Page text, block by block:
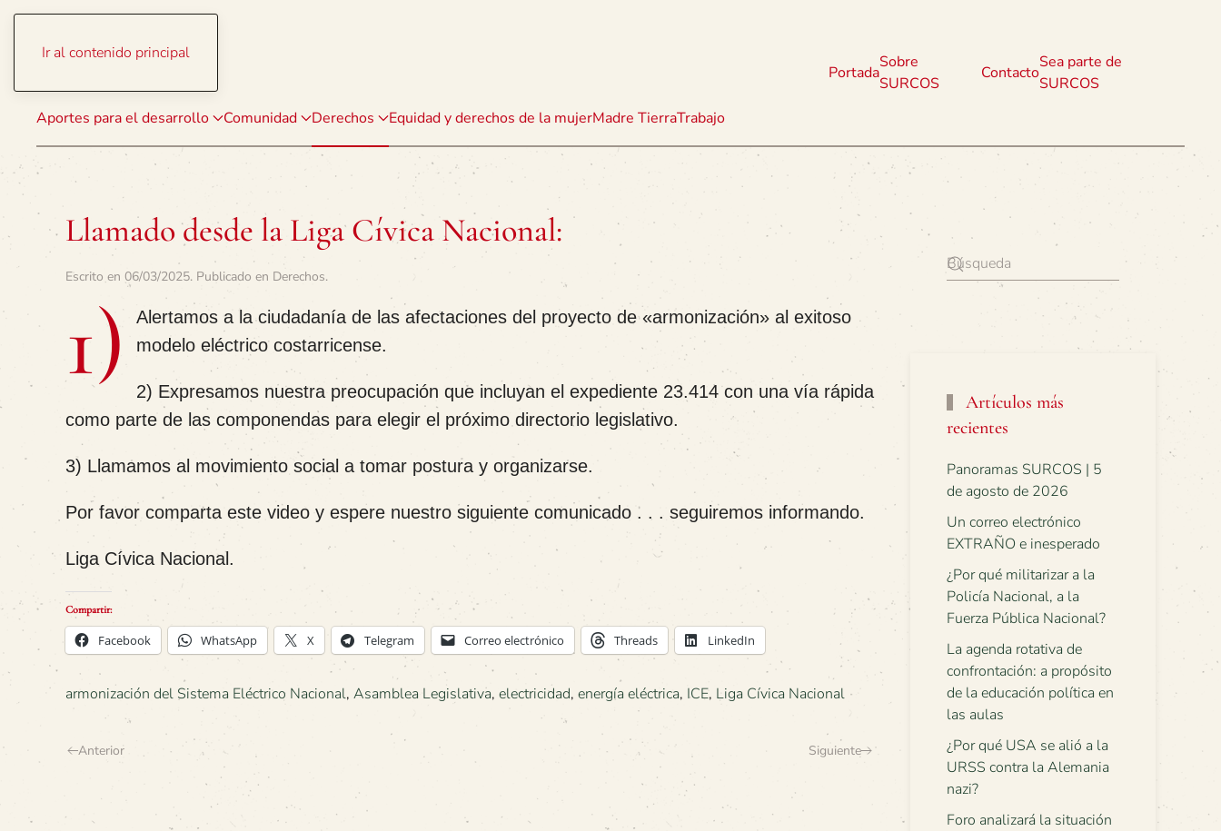
Ir al contenido principal
Aportes para el desarrollo Comunidad Derechos Equidad y derechos de la mujerMadre TierraTrabajo
Portada
Sobre
SURCOS
Contacto
Sea parte de
SURCOS
Llamado desde la Liga Cívica Nacional:
Escrito en 06/03/2025. Publicado en Derechos.
1)
Alertamos a la ciudadanía de las afectaciones del proyecto de «armonización» al exitoso
modelo eléctrico costarricense.
2) Expresamos nuestra preocupación que incluyan el expediente 23.414 con una vía rápida
como parte de las componendas para elegir el próximo directorio legislativo.
3) Llamamos al movimiento social a tomar postura y organizarse.
Por favor comparta este video y espere nuestro siguiente comunicado . . . seguiremos informando.
Liga Cívica Nacional.
Compartir:
Facebook WhatsApp X Telegram Correo electrónico Threads LinkedIn
armonización del Sistema Eléctrico Nacional, Asamblea Legislativa, electricidad, energía eléctrica, ICE, Liga Cívica Nacional
Anterior Siguiente
Artículos más
recientes
Panoramas SURCOS | 5
de agosto de 2026
Un correo electrónico
EXTRAÑO e inesperado
¿Por qué militarizar a la
Policía Nacional, a la
Fuerza Pública Nacional?
La agenda rotativa de
confrontación: a propósito
de la educación política en
las aulas
¿Por qué USA se alió a la
URSS contra la Alemania
nazi?
Foro analizará la situación